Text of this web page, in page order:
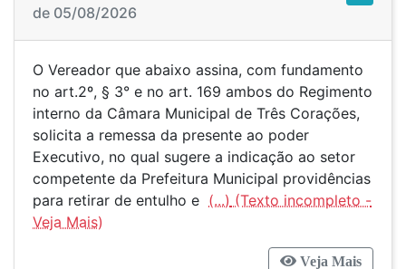
de 05/08/2026
O Vereador que abaixo assina, com fundamento
no art.2º, § 3° e no art. 169 ambos do Regimento
interno da Câmara Municipal de Três Corações,
solicita a remessa da presente ao poder
Executivo, no qual sugere a indicação ao setor
competente da Prefeitura Municipal providências
para retirar de entulho e (...)
Veja Mais